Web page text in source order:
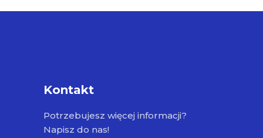
Kontakt
Potrzebujesz więcej informacji?
Napisz do nas!